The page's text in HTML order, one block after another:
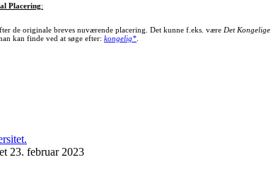
Placering:
de originale breves nuværende placering. Det kunne f.eks. være Det Kongelige
kan finde ved at søge efter: kongelig*.
23. februar 2023